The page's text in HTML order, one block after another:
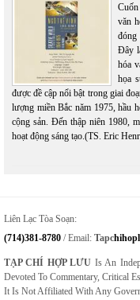
văn
đóng
Đây
hóa
họa
được đề cập nổi bật trong giai
lượng miền Bắc năm 1975, hầu
cộng sản. Đến thập niên 1980,
hoạt động sáng tạo.(TS. Eric
Liên Lạc Tòa Soạn:
(714)381-8780 / Email: Tapc
TẠP CHÍ HỢP LƯU Is An
Devoted To Commentary, Critical
It Is Not Affiliated With Any